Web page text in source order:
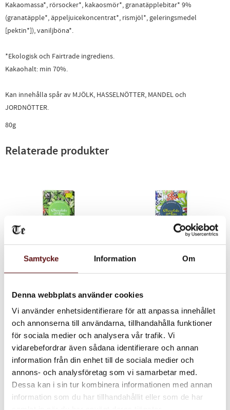
Samtycke Information Om
Denna webbplats använder cookies
Vi använder enhetsidentifierare för att anpassa innehållet
och annonserna till användarna, tillhandahålla funktioner
för sociala medier och analysera vår trafik. Vi
vidarebefordrar även sådana identifierare och annan
information från din enhet till de sociala medier och
annons- och analysföretag som vi samarbetar med.
Dessa kan i sin tur kombinera informationen med annan
information som du har tillhandahållit eller som de har
Kakaomassa*, rörsocker*, kakaosmör*, granatäpplebitar* 9%
(granatäpple*, äppeljuicekoncentrat*, rismjöl*, geleringsmedel
[pektin*]), vaniljböna*.
*Ekologisk och Fairtrade ingrediens.
Kakaohalt: min 70%.
Kan innehålla spår av MJÖLK, HASSELNÖTTER, MANDEL och
JORDNÖTTER.
80g
Relaterade produkter
Choklad
95 KR
Lägg till i favoriter INFO
och salt karamell
95KR
Lägg till i favoriter